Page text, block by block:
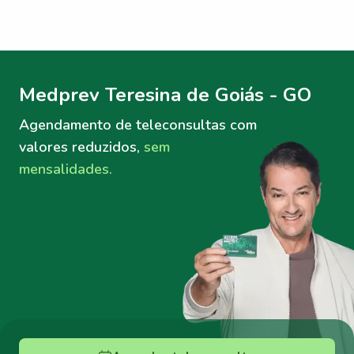
Medprev Teresina de Goiás - GO
Agendamento de teleconsultas com
valores reduzidos, sem
mensalidades.